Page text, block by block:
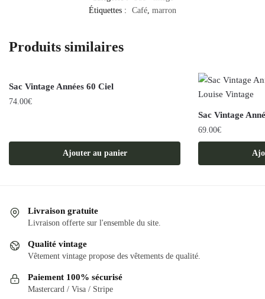
Étiquettes :
Café marron
Produits similaires
Sac Vintage Années 60 Ciel
74.00€
Ajouter au panier
Sac Vintage
69.00€
Livraison gratuite
Livraison offerte sur l'ensemble du site.
Qualité vintage
Vêtement vintage propose des vêtements de qualité.
Paiement 100% sécurisé
Mastercard / Visa / Stripe